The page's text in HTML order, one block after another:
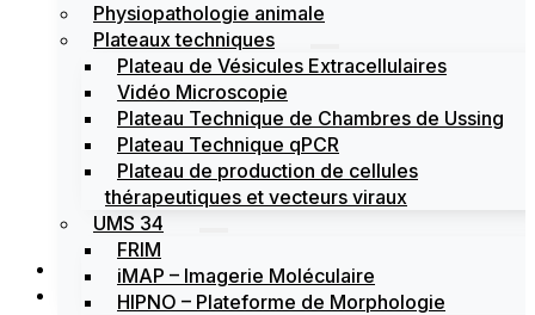
Physiopathologie animale
Plateaux techniques
Plateau de Vésicules Extracellulaires
Vidéo Microscopie
Plateau Technique de Chambres de Ussing
Plateau Technique qPCR
Plateau de production de cellules
thérapeutiques et vecteurs viraux
UMS 34
FRIM
iMAP – Imagerie Moléculaire
HIPNO – Plateforme de Morphologie
Actualités
Évènements